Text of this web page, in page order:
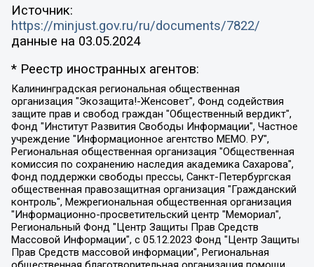
Источник:
https://minjust.gov.ru/ru/documents/7822/
данные на 03.05.2024
* Реестр иностранных агентов:
Калининградская региональная общественная организация "Экозащита!-Женсовет", Фонд содействия защите прав и свобод граждан "Общественный вердикт", Фонд "Институт Развития Свободы Информации", Частное учреждение "Информационное агентство МЕМО. РУ", Региональная общественная организация "Общественная комиссия по сохранению наследия академика Сахарова", Фонд поддержки свободы прессы, Санкт-Петербургская общественная правозащитная организация "Гражданский контроль", Межрегиональная общественная организация "Информационно-просветительский центр "Мемориал", Региональный Фонд "Центр Защиты Прав Средств Массовой Информации", с 05.12.2023 Фонд "Центр Защиты Прав Средств массовой информации", Региональная общественная благотворительная организация помощи беженцам и мигрантам "Гражданское содействие", Негосударственное образовательное учреждение дополнительного профессионального образования (повышение квалификации) специалистов "АКАДЕМИЯ ПО ПРАВАМ ЧЕЛОВЕКА", Свердловская региональная общественная организация "Сутяжник", Автономная некоммерческая организация "Центр независимых социологических исследований", Союз общественных объединений "Российский исследовательский центр по правам человека", Региональное общественное учреждение научно-информационный центр "МЕМОРИАЛ", Некоммерческая организация "Фонд защиты гласности", Автономная некоммерческая организация "Институт прав человека", Городская общественная организация "Екатеринбургское общество "МЕМОРИАЛ", Городская общественная организация "Рязанское историко-просветительское и правозащитное общество "Мемориал" (Рязанский Мемориал), Челябинский региональный орган общественной самодеятельности – женское общественное объединение "Женщины Евразии", Челябинский региональный орган общественной самодеятельности "Уральская правозащитная группа", Фонд содействия защите здоровья и социальной справедливости имени Андрея Рылькова, Автономная Некоммерческая Организация "Аналитический Центр Юрия Левады", Автономная некоммерческая организация социальной поддержки населения "Проект Апрель", Региональная общественная организация помощи женщинам и детям, находящимся в кризисной ситуации "Информационно-методический центр "Анна", Фонд содействия развитию массовых коммуникаций и правовому просвещению "Так-так-Так", Фонд содействия устойчивому развитию "Серебряная тайга", Свердловский региональный общественный фонд социальных проектов "Новое время", "Idel.Реалии", Кавказ.Реалии, Крым.Реалии, Телеканал Настоящее Время, Татаро-башкирская служба Радио Свобода (Azatliq Radiosi), Радио Свободная Европа/Радио Свобода (PCE/PC), "Сибирь.Реалии", "Фактограф", Благотворительный фонд помощи осужденным и их семьям, Автономная некоммерческая организация "Институт глобализации и социальных движений", Фонд "В защиту прав заключенных", Частное учреждение "Центр поддержки и содействия развитию средств массовой информации", Пензенский региональный общественный благотворительный фонд "Гражданский союз", "Север.Реалии", Некоммерческая организация Фонд "Правовая инициатива", Общество с ограниченной ответственностью "Радио Свободная Европа/Радио Свобода", Чешское информационное агентство "MEDIUM-ORIENT", Красноярская региональная общественная организация "Мы против СПИДа", Камалягин Денис Николаевич, Маркелов Сергей Евгеньевич, Пономарев Лев Александрович, Савицкая Людмила Алексеевна, Автономная некоммерческая организация "Центр по работе с проблемой насилия "НАСИЛИЮ.НЕТ", Межрегиональный профессиональный союз работников здравоохранения "Альянс врачей", Юридическое лицо, зарегистрированное в Латвийской Республике, SIA "Medusa Project" (регистрационный номер 40103797863, дата регистрации 10.06.2014), Некоммерческая организация "Фонд по борьбе с коррупцией", Автономная некоммерческая организация "Институт права и публичной политики", Баданин Роман Сергеевич, Гликин Максим Александрович, Железнова Мария Михайловна, Лукьянова Юлия Сергеевна, Маетная Елизавета Витальевна, Маняхин Петр Борисович, Чуракова Ольга Владимировна, Ярош Юлия Петровна, Юридическое лицо "The Insider SIA", зарегистрированное в Риге, Латвийская Республика (дата регистрации 26.06.2015), являющееся администратором доменного имени интернет-издания "The Insider SIA", https://theins.ru, Постернак Алексей Евгеньевич, Рубин Михаил Аркадьевич, Анин Роман Александрович, Юридическое лицо Istories fonds, зарегистрированное в Латвийской Республике (регистрационный номер 50008295751, дата регистрации 24.02.2020), Великовский Дмитрий Александрович, Долинина Ирина Николаевна, Мароховская Алеся Алексеевна, Шлейнов Роман Юрьевич, Шмагун Олеся Валентиновна, Общество с ограниченной ответственностью "Альтаир 2021", Общество с ограниченной ответственностью "Вега 2021", Общество с ограниченной ответственностью "Главный редактор 2021", Общество с ограниченной ответственностью "Ромашки монолит", Важенков Артем Валерьевич, Ивановская областная общественная организация "Центр гендерных исследований", Гурман Юрий Альбертович, Медиапроект "ОВД-Инфо", Егоров Владимир Владимирович, Жилинский Владимир Александрович, Общество с ограниченной ответственностью "ЗП", Иванова София Юрьевна, Карезина Инна Павловна, Кильтау Екатерина Викторовна, Петров Алексей Викторович, Пискунов Сергей Евгеньевич, Смирнов Сергей Сергеевич, Тихонов Михаил Сергеевич, Общество с ограниченной ответственностью "ЖУРНАЛИСТ-ИНОСТРАННЫЙ АГЕНТ", Арапова Галина Юрьевна, Вольтская Татьяна Анатольевна, Американская компания "Mason G.E.S. Anonymous Foundation" (США), являющаяся владельцем интернет-издания https://mnews.world/, Компания "Stichting Bellingcat", зарегистрированная в Нидерландах (дата регистрации 11.07.2018), Захаров Андрей Вячеславович, Клепиковская Екатерина Дмитриевна, Общество с ограниченной ответственностью "МЕМО", Перл Роман Александрович, Симонов Евгений Алексеевич, Соловьева Елена Анатольевна, Сотников Даниил Владимирович, Сурначева Елизавета Дмитриевна, Автономная некоммерческая организация по защите прав человека и информированию населения "Якутия – Наше Мнение", Общество с ограниченной ответственностью "Москоу диджитал медиа", с 26.01.2023 Общество с ограниченной ответственностью "Чайка Белые сады", Ветошкина Валерия Валерьевна, Заговора Максим Александрович, Межрегиональное общественное движение "Российская ЛГБТ - сеть", Оленичев Максим Владимирович, Павлов Иван Юрьевич, Скворцова Елена Сергеевна, Общество с ограниченной ответственностью "Как бы инагент", Кочетков Игорь Викторович, Общество с ограниченной ответственностью "Честные выборы", Еланчик Олег Александрович, Общество с ограниченной ответственностью "Нобелевский призыв", Гималова Регина Эмилевна, Григорьев Андрей Валерьевич, Григорьева Алина Александровна, Ассоциация по содействию защите прав призывников, альтернативнослужащих и военнослужащих "Правозащитная группа "Гражданин.Армия.Право", Хисамова Регина Фаритовна, Автономная некоммерческая организация по реализации социально-правовых программ "Лилит", Дальневосточное общественное движение "Маяк", Санкт-Петербургская ЛГБТ-инициативная группа "Выход", Инициативная группа ЛГБТ+ "Реверс", Алексеев Андрей Викторович, Бекбулатова Таисия Львовна, Беляев Иван Михайлович, Владыкина Елена Сергеевна, Гельман Марат Александрович, Никульшина Вероника Юрьевна, Толоконникова Надежда Андреевна, Шендерович Виктор Анатольевич, Общество с ограниченной ответственностью "Данное сообщение", Общество с ограниченной ответственностью Издательский дом "Новая глава", Айнбиндер Александра Александровна, Московский комьюнити-центр для ЛГБТ+инициатив, Благотворительный фонд развития филантропии, Deutsche Welle (Германия, Kurt-Schumacher-Strasse 3, 53113 Bonn), Борзунова Мария Михайловна, Воробьев Виктор Викторович, Голубева Анна Львовна, Константинова Алла Михайловна, Малкова Ирина Владимировна, Мурадов Мурад Абдулгалимович, Осетинская Елизавета Николаевна, Понасенков Евгений Николаевич, Ганапольский Матвей Юрьевич, Киселев Евгений Алексеевич, Борухович Ирина Григорьевна, Дремин Иван Тимофеевич, Дубровский Дмитрий Викторович, Красноярская региональная общественная организация поддержки и развития альтернативных образовательных технологий и межкультурных коммуникаций "ИНТЕРРА", Маяковская Екатерина Алексеевна, Фейгин Марк Захарович, Филимонов Андрей Викторович, Дзугкоева Регина Николаевна, Доброхотов Роман Александрович, Дудь Юрий Александрович, Елкин Сергей Владимирович, Кругликов Кирилл Игоревич, Сабунаева Мария Леонидовна, Семенов Алексей Владимирович, Шаинян Карен Багратович, Шульман Екатерина Михайловна, Асафьев Артур Валерьевич, Вахштайн Виктор Семенович, Венедиктов Алексей Алексеевич, Лушникова Екатерина Евгеньевна, Волков Леонид Михайлович, Невзоров Александр Глебович, Пархоменко Сергей Борисович, Сироткин Ярослав Николаевич, Кара-Мурза Владимир Владимирович, Баранова Наталья Владимировна, Гозман Леонид Яковлевич, Кагарлицкий Борис Юльевич, Климарев Михаил Валерьевич, Милов Владимир Станиславович, Автономная некоммерческая организация Краснодарский центр современного искусства "Типография", Моргенштерн Алишер Тагирович, Соболь Любовь Эдуардовна, Общество с ограниченной ответственностью "ЛИЗА НОРМ", Каспаров Гарри Кимович, Ходорковский Михаил Борисович, Общество с ограниченной ответственностью "Апрельские тезисы", Данилович Ирина Брониславовна, Кашин Олег Владимирович, Петров Николай Владимирович, Пивоваров Алексей Владимирович, Соколов Михаил Владимирович, Цветкова Юлия Владимировна, Чичваркин Евгений Александрович, Комитет против пыток/Команда против пыток, Общество с ограниченной ответственностью "Первый научный", Общество с ограниченной ответственностью "Вертолет и ко", Белоцерковская Вероника Борисовна, Кац Максим Евгеньевич, Лазарева Татьяна Юрьевна, Шаведдинов Руслан Табризович, Яшин Илья Валерьевич, Общество с ограниченной ответственностью "Иноагент ААВ", Алешковский Дмитрий Петрович, Альбац Евгения Марковна, Быков Дмитрий Львович, Галямина Юлия Евгеньевна, Лойко Сергей Леонидович, Мартынов Кирилл Константинович, Медведев Сергей Александрович, Крашенинников Федор Геннадиевич, Гордеева Катерина Вл